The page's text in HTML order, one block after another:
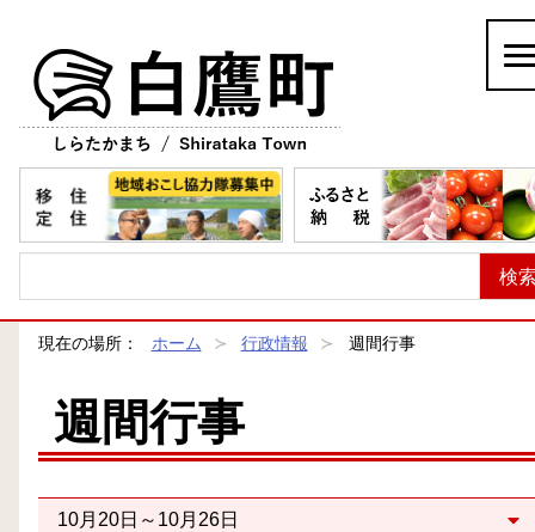
現在の場所： ホーム 行政情報 週間行事
週間行事
10月20日～10月26日